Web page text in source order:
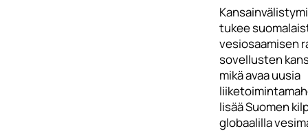
tukee
vesiosaamisen
sovellusten
mikä avaa uusia
lisää Suomen
globaalilla